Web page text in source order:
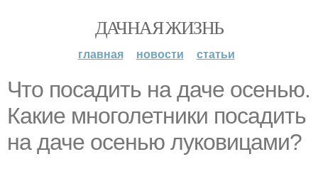
ДАЧНАЯ ЖИЗНЬ
главная новости статьи
Что посадить на даче осенью.
Какие многолетники посадить
на даче осенью луковицами?